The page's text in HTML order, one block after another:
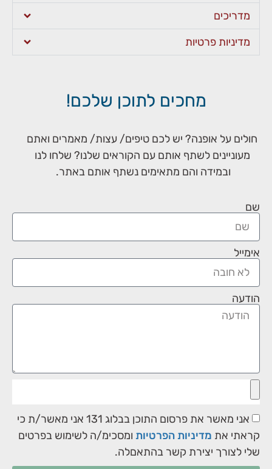
מדריכים
מדיניות פרטיות
מחכים לתוכן שלכם!
חולים על אופנה? יש לכם טיפים/ עצות/ מאמרים ואתם
מעוניינים לשתף אותם עם הקוראים שלנו? שלחו לנו
ובמידה והם מתאימים נשתף אותם באתר.
שם
אימייל
הודעה
אני מאשר את פרסום התוכן בבלוג 131 אני מאשר/ת כי
קראתי את מדיניות הפרטיות ומסכימ/ה לשימוש בפרטים
שלי לצורך יצירת קשר בהתאםלה.